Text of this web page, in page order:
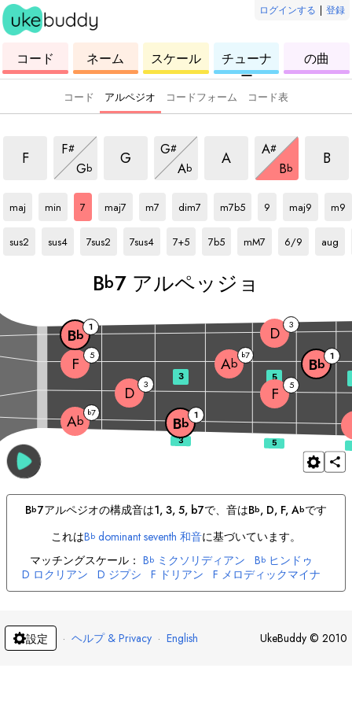
ログインする | 登録
ク
レ
コード
コ
ー
ド
ネーム
ウ
ク
レ
レ
スケール
ク
レ
レ
チューナ
ー
ク
レ
の曲
コード アルペジオ コードフォーム コード表
F
7 アルペッジョ
F#
7 アルペッジョ
Gb
7 アルペッジョ
G
7 アルペッジョ
G#
7 アルペッジョ
Ab
7 アルペッジョ
A
7 アルペッジョ
A#
7 アルペッジョ
Bb
7 アルペッジ
B
maj
min
7
maj7
m7
dim7
m7b5
アルペッジョ
Bb
9
アルペッジョ
Bb
maj9
アルペッジョ
m9
sus2
sus4
アルペッジョ
Bb
7sus2
アルペッジョ
7sus4
7+5
7b5
mM7
6/9
aug
Bb7 アルペッジョ
Ab
b7
Bb 1
D 3 F 5
F 5 Ab
b7 Bb 1
Bb 1 D 3
3 5
Bb7アルペジオの構成音は1, 3, 5, b7で、音はBb, D, F, Abです
これはBb dominant seventh 和音に基づいています。
マッチングスケール： Bb ミクソリディアン Bb ヒンドゥ
D ロクリアン D ジプシ F ドリアン F メロディックマイナ
Ab リディア
設定 · ヘルプ & Privacy · English UkeBuddy © 2010